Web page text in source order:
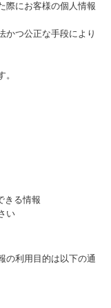
際にお客様の個人情報
かつ公正な手段により
きる情報
い
の利用目的は以下の通